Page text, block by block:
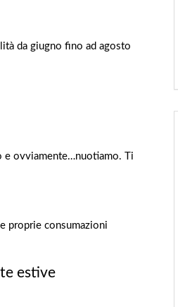
da giugno fino ad agosto
e ovviamente…nuotiamo. Ti
proprie consumazioni
estive